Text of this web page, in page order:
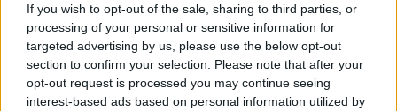
If you wish to opt-out of the sale, sharing to third parties, or
processing of your personal or sensitive information for
targeted advertising by us, please use the below opt-out
section to confirm your selection. Please note that after your
opt-out request is processed you may continue seeing
interest-based ads based on personal information utilized by